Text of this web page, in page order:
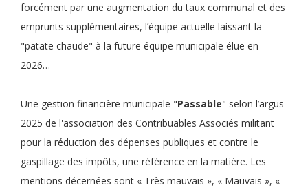
forcément par une augmentation du taux communal et des
emprunts supplémentaires, l’équipe actuelle laissant la
"patate chaude" à la future équipe municipale élue en
2026…
Une gestion financière municipale "Passable" selon l’argus
2025 de l'association des Contribuables Associés militant
pour la réduction des dépenses publiques et contre le
gaspillage des impôts, une référence en la matière. Les
mentions décernées sont « Très mauvais », « Mauvais », «